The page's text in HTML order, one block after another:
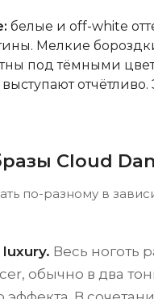
белые и off-white
Мелкие
под тёмными
отчётливо.
Cloud
по-разному в
Весь ноготь
обычно в два